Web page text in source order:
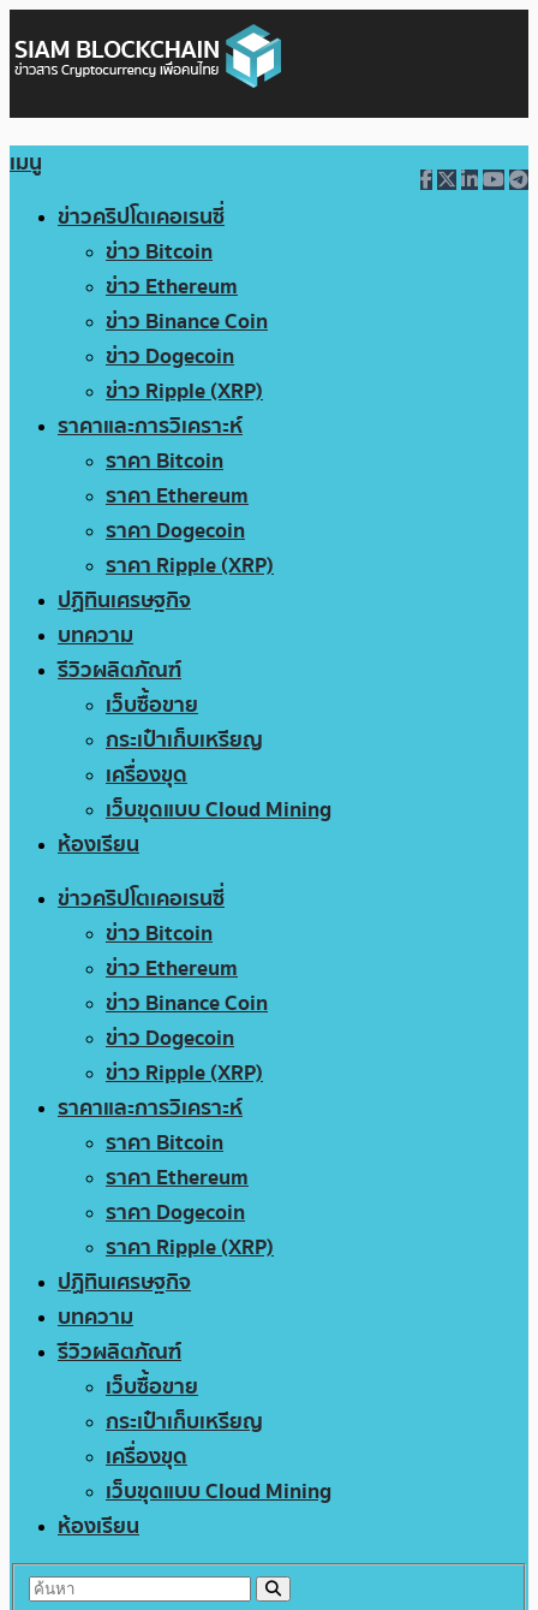
เมนู
ข่าวคริปโตเคอเรนซี่
ข่าว Bitcoin
ข่าว Ethereum
ข่าว Binance Coin
ข่าว Dogecoin
ข่าว Ripple (XRP)
ราคาและการวิเคราะห์
ราคา Bitcoin
ราคา Ethereum
ราคา Dogecoin
ราคา Ripple (XRP)
ปฏิทินเศรษฐกิจ
บทความ
รีวิวผลิตภัณฑ์
เว็บซื้อขาย
กระเป๋าเก็บเหรียญ
เครื่องขุด
เว็บขุดแบบ Cloud Mining
ห้องเรียน
ข่าวคริปโตเคอเรนซี่
ข่าว Bitcoin
ข่าว Ethereum
ข่าว Binance Coin
ข่าว Dogecoin
ข่าว Ripple (XRP)
ราคาและการวิเคราะห์
ราคา Bitcoin
ราคา Ethereum
ราคา Dogecoin
ราคา Ripple (XRP)
ปฏิทินเศรษฐกิจ
บทความ
รีวิวผลิตภัณฑ์
เว็บซื้อขาย
กระเป๋าเก็บเหรียญ
เครื่องขุด
เว็บขุดแบบ Cloud Mining
ห้องเรียน